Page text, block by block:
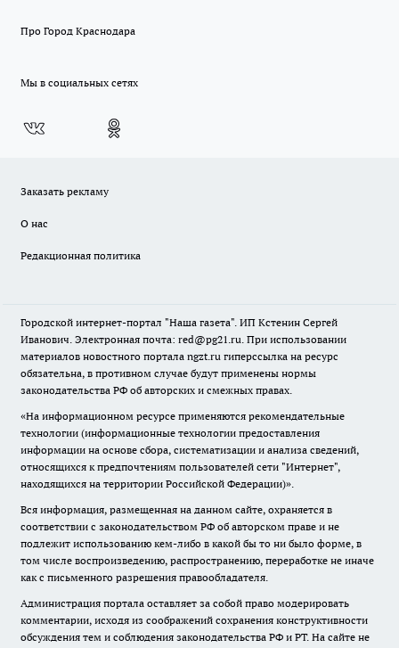
Про Город Краснодара
Мы в социальных сетях
Заказать рекламу
О нас
Редакционная политика
Городской интернет-портал "Наша газета". ИП Кстенин Сергей
Иванович. Электронная почта: red@pg21.ru. При использовании
материалов новостного портала ngzt.ru гиперссылка на ресурс
обязательна, в противном случае будут применены нормы
законодательства РФ об авторских и смежных правах.
«На информационном ресурсе применяются рекомендательные
технологии (информационные технологии предоставления
информации на основе сбора, систематизации и анализа сведений,
относящихся к предпочтениям пользователей сети "Интернет",
находящихся на территории Российской Федерации)».
Вся информация, размещенная на данном сайте, охраняется в
соответствии с законодательством РФ об авторском праве и не
подлежит использованию кем-либо в какой бы то ни было форме, в
том числе воспроизведению, распространению, переработке не иначе
как с письменного разрешения правообладателя.
Администрация портала оставляет за собой право модерировать
комментарии, исходя из соображений сохранения конструктивности
обсуждения тем и соблюдения законодательства РФ и РТ. На сайте не